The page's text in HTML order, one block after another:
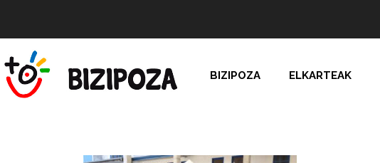
BIZIPOZA ELKARTEAK